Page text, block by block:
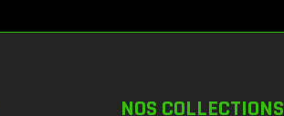
NOS COLLECTIONS